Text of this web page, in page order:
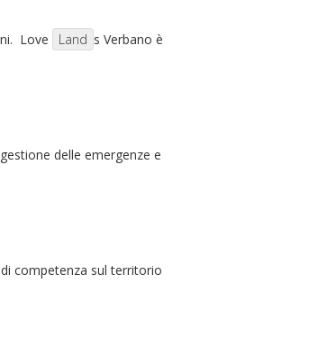
Love
Land s Verbano è
delle emergenze e
competenza sul territorio